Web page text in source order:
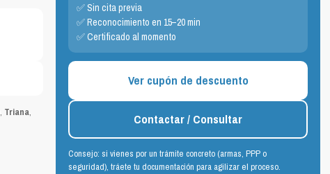
, Triana,
✅ Sin cita previa
✅ Reconocimiento en 15–20 min
✅ Certificado al momento
Ver cupón de descuento
Contactar / Consultar
Consejo: si vienes por un trámite concreto (armas, PPP o
seguridad), tráete tu documentación para agilizar el proceso.